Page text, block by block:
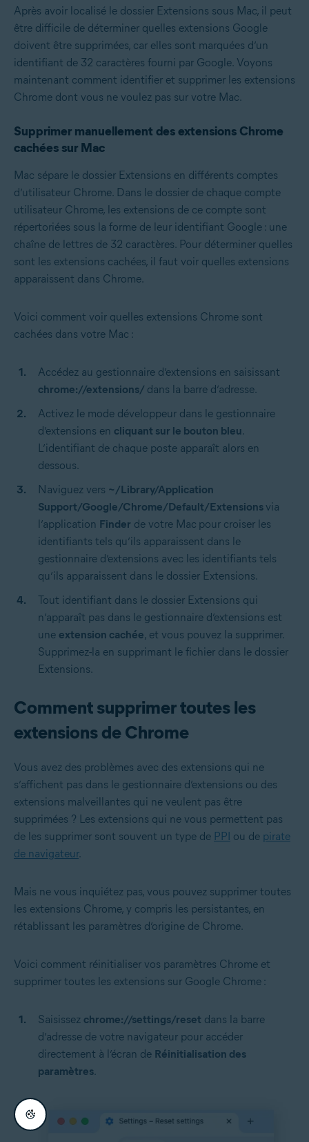
Après avoir localisé le dossier Extensions sous Mac, il peut
être difficile de déterminer quelles extensions Google
doivent être supprimées, car elles sont marquées d’un
identifiant de 32 caractères fourni par Google. Voyons
maintenant comment identifier et supprimer les extensions
Chrome dont vous ne voulez pas sur votre Mac.
Supprimer manuellement des extensions Chrome
cachées sur Mac
Mac sépare le dossier Extensions en différents comptes
d’utilisateur Chrome. Dans le dossier de chaque compte
utilisateur Chrome, les extensions de ce compte sont
répertoriées sous la forme de leur identifiant Google : une
chaîne de lettres de 32 caractères. Pour déterminer quelles
sont les extensions cachées, il faut voir quelles extensions
apparaissent dans Chrome.
Voici comment voir quelles extensions Chrome sont
cachées dans votre Mac :
Accédez au gestionnaire d’extensions en saisissant
chrome://extensions/ dans la barre d’adresse.
Activez le mode développeur dans le gestionnaire
d’extensions en cliquant sur le bouton bleu.
L’identifiant de chaque poste apparaît alors en
dessous.
Naviguez vers ~/Library/Application
Support/Google/Chrome/Default/Extensions via
l’application Finder de votre Mac pour croiser les
identifiants tels qu’ils apparaissent dans le
gestionnaire d’extensions avec les identifiants tels
qu’ils apparaissent dans le dossier Extensions.
Tout identifiant dans le dossier Extensions qui
n’apparaît pas dans le gestionnaire d’extensions est
une extension cachée, et vous pouvez la supprimer.
Supprimez-la en supprimant le fichier dans le dossier
Extensions.
Comment supprimer toutes les
extensions de Chrome
Vous avez des problèmes avec des extensions qui ne
s’affichent pas dans le gestionnaire d’extensions ou des
extensions malveillantes qui ne veulent pas être
supprimées ? Les extensions qui ne vous permettent pas
de les supprimer sont souvent un type de PPI ou de pirate
de navigateur.
Mais ne vous inquiétez pas, vous pouvez supprimer toutes
les extensions Chrome, y compris les persistantes, en
rétablissant les paramètres d’origine de Chrome.
Voici comment réinitialiser vos paramètres Chrome et
supprimer toutes les extensions sur Google Chrome :
Saisissez chrome://settings/reset dans la barre
d’adresse de votre navigateur pour accéder
directement à l’écran de Réinitialisation des
paramètres.